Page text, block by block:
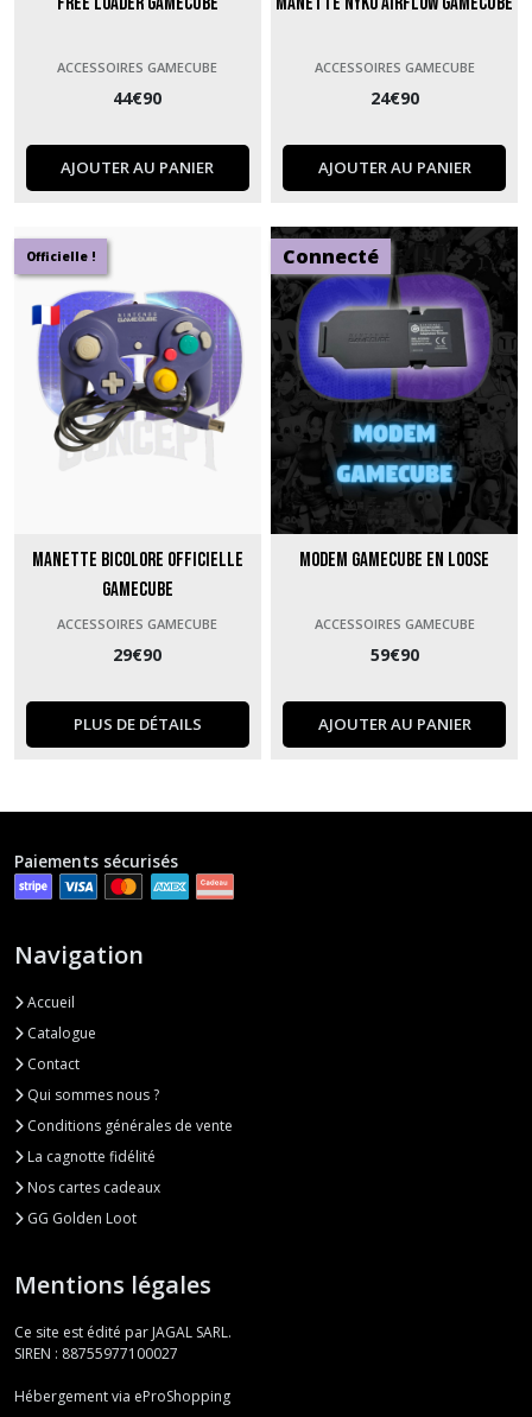
ACCESSOIRES GAMECUBE
44€90
AJOUTER AU PANIER
ACCESSOIRES GAMECUBE
24€90
AJOUTER AU PANIER
Officielle !
Manette Bicolore officielle
GameCube
ACCESSOIRES GAMECUBE
29€90
PLUS DE DÉTAILS
Connecté
Modem GameCube en loose
ACCESSOIRES GAMECUBE
59€90
AJOUTER AU PANIER
Paiements sécurisés
Navigation
Accueil
Catalogue
Contact
Qui sommes nous ?
Conditions générales de vente
La cagnotte fidélité
Nos cartes cadeaux
GG Golden Loot
Mentions légales
Ce site est édité par JAGAL SARL.
SIREN : 88755977100027
Hébergement via eProShopping